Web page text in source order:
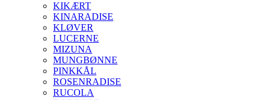
KIKÆRT
KINARADISE
KLØVER
LUCERNE
MIZUNA
MUNGBØNNE
PINKKÅL
ROSENRADISE
RUCOLA